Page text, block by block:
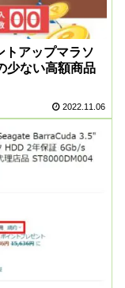
トアップマラソ
少ない高額商品
2022.11.06